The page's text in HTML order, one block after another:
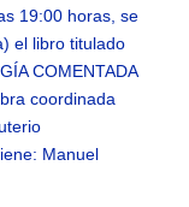
19:00 horas, se
el libro titulado
COMENTADA
coordinada
Manuel